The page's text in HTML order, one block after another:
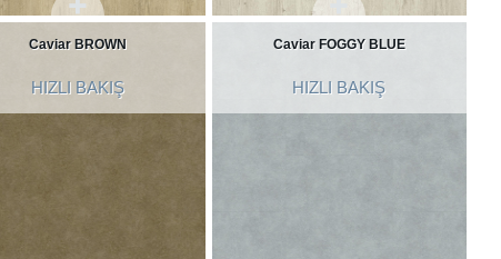
Caviar BROWN
HIZLI BAKIŞ
Caviar FOGGY BLUE
HIZLI BAKIŞ